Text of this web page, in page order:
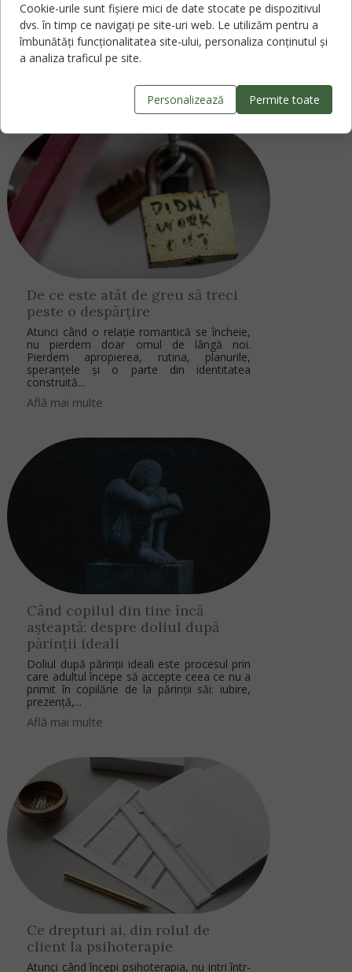
De ce este atât de greu să treci
peste o despărțire
Atunci când o relație romantică se încheie,
nu pierdem doar omul de lângă noi.
Pierdem apropierea, rutina, planurile,
speranțele și o parte din identitatea
construită...
Află mai multe
Când copilul din tine încă
așteaptă: despre doliul după
părinții ideali
Doliul după părinții ideali este procesul prin
care adultul începe să accepte ceea ce nu a
primit în copilărie de la părinții săi: iubire,
prezență,...
Află mai multe
Ce drepturi ai, din rolul de
client la psihoterapie
Atunci când începi psihoterapia, nu intri într-
Citește mai multe articole:
devin copleșitoare, cel mai bine este să consulți
un specialist, care te poate sprijini să înțelegi și
să gestionezi aceste trăiri.
Cookie-urile sunt fișiere mici de date stocate pe dispozitivul
dvs. în timp ce navigați pe site-uri web. Le utilizăm pentru a
îmbunătăți funcționalitatea site-ului, personaliza conținutul și
a analiza traficul pe site.
Personalizează Permite toate